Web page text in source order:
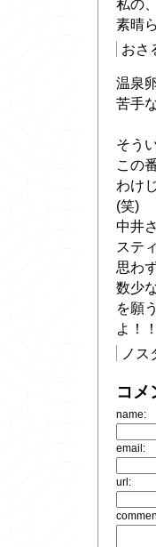
私の
素晴
おさ
温泉
苦手
そう
この
わけ
(笑)
中井
ステ
思わ
数少
を願
よ！！
ノス
コメ
name:
email:
url: